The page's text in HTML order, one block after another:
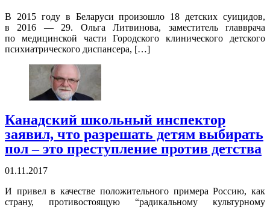
В 2015 году в Беларуси произошло 18 детских суицидов,
в 2016 — 29. Ольга Литвинова, заместитель главврача
по медицинской части Городского клинического детского
психиатрического диспансера, […]
Канадский школьный инспектор
заявил, что разрешать детям выбирать
пол – это преступление против детства
01.11.2017
И привел в качестве положительного примера Россию, как
страну, противостоящую “радикальному культурному